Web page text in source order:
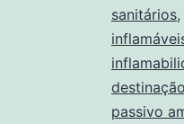
sanitários,
passivo